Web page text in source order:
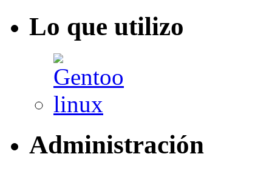
Lo que utilizo
Administración